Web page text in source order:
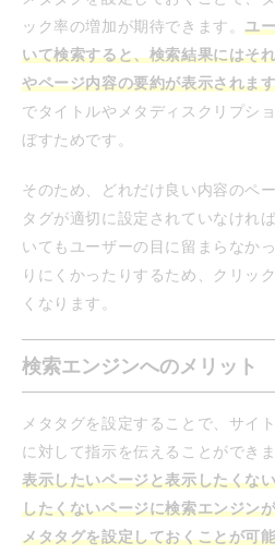
ック率の増加が期待できます。ユ
いて検索すると、検索結果にはそ
やページ内容の要約が表示されま
でタイトルやメタディスクリプシ
ぼすためです。
そのため、どれだけ良い内容のペ
タグが適切に設定されていなけれ
いてもユーザーの目に留まらなか
りにくかったりするため、クリッ
くなります。
検索エンジンへのメリット
メタタグを設定することで、サイ
に対して指示を伝えることができま
表示したいページと表示したくな
したくないページに検索エンジン
メタタグを設定しておくことが可